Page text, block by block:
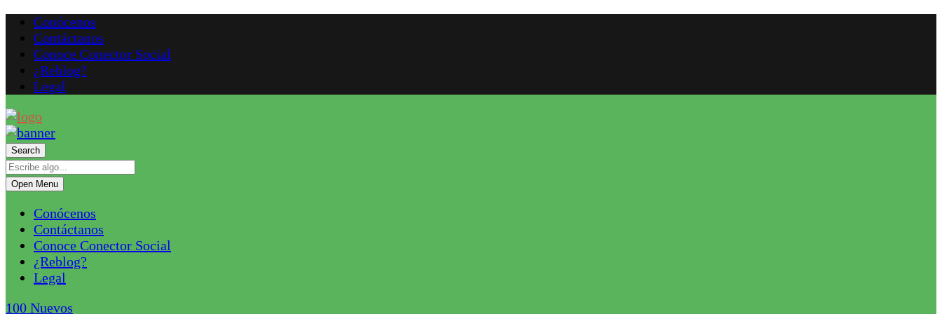
Conócenos
Contáctanos
Conoce Conector Social
¿Reblog?
Legal
Search
Open Menu
Conócenos
Contáctanos
Conoce Conector Social
¿Reblog?
Legal
100 Nuevos